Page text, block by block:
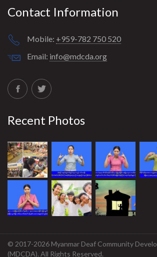
Contact Information
Mobile: +959-782 750 520
Email: info@mdcda.org
Recent Photos
© 2017-2026 Myanmar Deaf Community
(MDCDA). All Rights Reserved.